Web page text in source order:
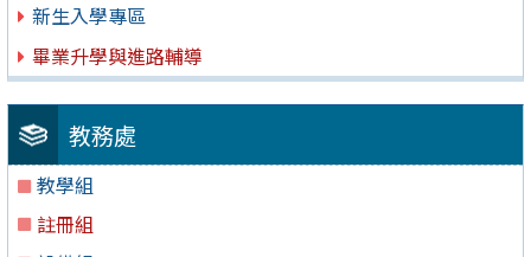
新生入學專區
畢業升學與進路輔導
教務處
教學組
註冊組